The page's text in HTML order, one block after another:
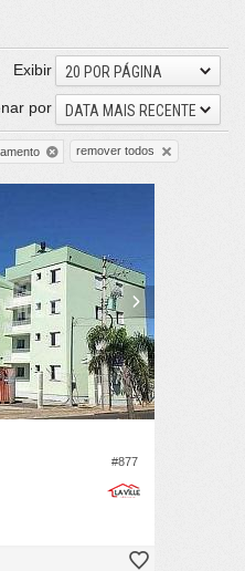
Exibir
20 POR PÁGINA
por
DATA MAIS RECENTE
remover todos
#877